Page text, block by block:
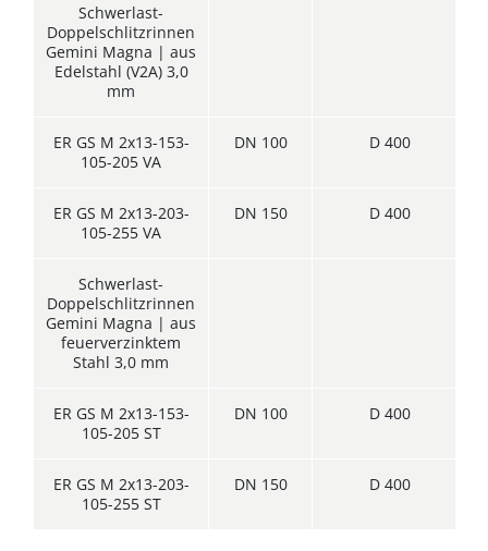
Schwerlast-
Doppelschlitzrinnen
Gemini Magna | aus
Edelstahl (V2A) 3,0
mm
ER GS M 2x13-153-
105-205 VA
DN 100 D 400
ER GS M 2x13-203-
105-255 VA
DN 150 D 400
Schwerlast-
Doppelschlitzrinnen
Gemini Magna | aus
feuerverzinktem
Stahl 3,0 mm
ER GS M 2x13-153-
105-205 ST
DN 100 D 400
ER GS M 2x13-203-
105-255 ST
DN 150 D 400